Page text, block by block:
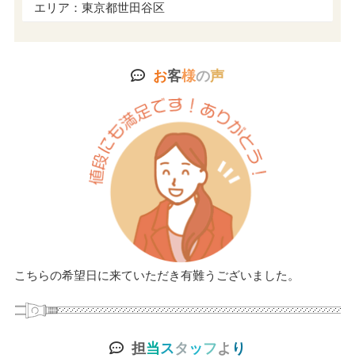
エリア：東京都世田谷区
お客様の声
こちらの希望日に来ていただき有難うございました。
担当スタ ッ フよ り